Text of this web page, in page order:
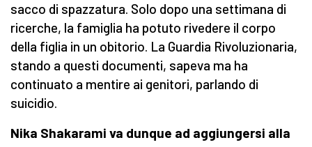
sacco di spazzatura. Solo dopo una settimana di
ricerche, la famiglia ha potuto rivedere il corpo
della figlia in un obitorio. La Guardia Rivoluzionaria,
stando a questi documenti, sapeva ma ha
continuato a mentire ai genitori, parlando di
suicidio.
Nika Shakarami va dunque ad aggiungersi alla